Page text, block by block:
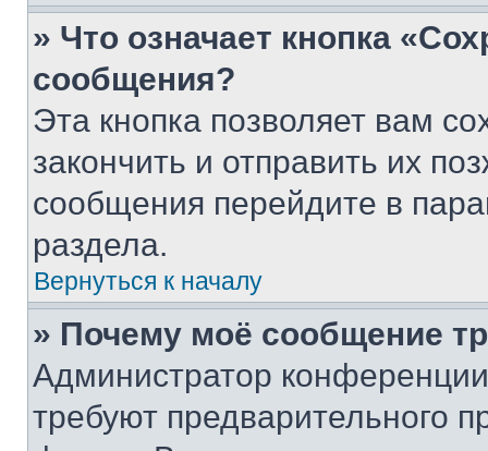
» Что означает кнопка
сообщения?
Эта кнопка позволяет вам
закончить и отправить их
сообщения перейдите в
раздела.
Вернуться к началу
» Почему моё сообщение
Администратор
требуют предварительного